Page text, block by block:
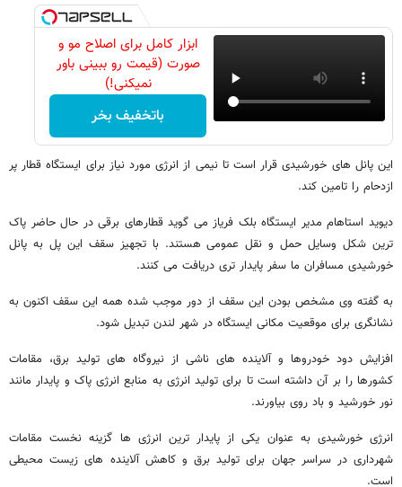
ابزار کامل برای اصلاح مو و
صورت (قیمت رو ببینی باور
نمیکنی!)
باتخفیف بخر
این پانل های خورشیدی قرار است تا نیمی از انرژی مورد نیاز برای ایستگاه قطار پر
ازدحام را تامین کند.
دیوید استاهام مدیر ایستگاه بلک فریاز می گوید قطارهای برقی در حال حاضر پاک
ترین شکل وسایل حمل و نقل عمومی هستند. با تجهیز سقف این پل به پانل
خورشیدی مسافران ما سفر پایدار تری دریافت می کنند.
به گفته وی مشخص بودن این سقف از دور موجب شده همه این سقف اکنون به
نشانگری برای موقعیت مکانی ایستگاه در شهر لندن تبدیل شود.
افزایش دود خودروها و آلاینده های ناشی از نیروگاه های تولید برق، مقامات
کشورها را بر آن داشته است تا برای تولید انرژی به منابع انرژی پاک و پایدار مانند
نور خورشید و باد روی بیاورند.
انرژی خورشیدی به عنوان یکی از پایدار ترین انرژی ها گزینه نخست مقامات
شهرداری در سراسر جهان برای تولید برق و کاهش آلاینده های زیست محیطی
است.